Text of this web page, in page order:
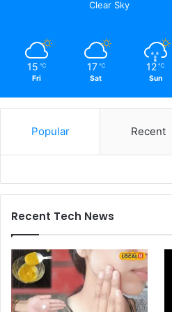
Clear Sky
15 ℃
Fri
17 ℃
Sat
12 ℃
Sun
Popular Recent
Recent Tech News